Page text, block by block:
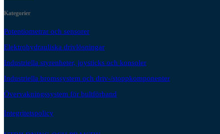
Kategorier
Potentiometrar och sensorer
Elektrohydrauliska drivlösningar
Industriella styrenheter, joysticks och konsoler
Industriella bromssystem och driv-/stoppkomponenter
Övervakningssystem för bultförband
Integritetspolicy